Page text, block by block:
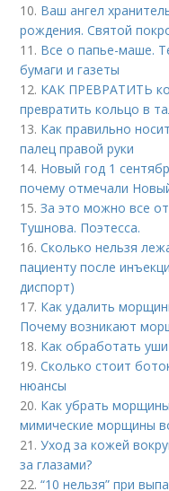
10. Ваш ангел
рождения. Святой
11. Все о папье-маше.
бумаги и газеты
12. КАК ПРЕВРАТИТЬ
превратить кольцо в
13. Как правильно
палец правой руки
14. Новый год 1
почему отмечали
15.За это можно все
Тушнова. Поэтесса.
16.Сколько нельзя
пациенту после
диспорт)
17. Как удалить
Почему возникают
18. Как обработать
19.Сколько стоит
нюансы
20. Как убрать
мимические морщины
21.Уход за кожей
за глазами?
22.“10 нельзя” при